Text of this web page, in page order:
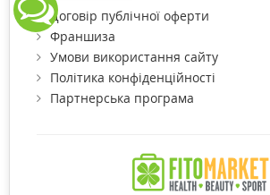
Договір публічної оферти
Франшиза
Умови використання сайту
Політика конфіденційності
Партнерська програма